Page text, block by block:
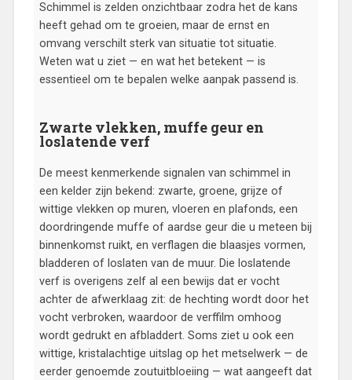
Schimmel is zelden onzichtbaar zodra het de kans
heeft gehad om te groeien, maar de ernst en
omvang verschilt sterk van situatie tot situatie.
Weten wat u ziet — en wat het betekent — is
essentieel om te bepalen welke aanpak passend is.
Zwarte vlekken, muffe geur en
loslatende verf
De meest kenmerkende signalen van schimmel in
een kelder zijn bekend: zwarte, groene, grijze of
wittige vlekken op muren, vloeren en plafonds, een
doordringende muffe of aardse geur die u meteen bij
binnenkomst ruikt, en verflagen die blaasjes vormen,
bladderen of loslaten van de muur. Die loslatende
verf is overigens zelf al een bewijs dat er vocht
achter de afwerklaag zit: de hechting wordt door het
vocht verbroken, waardoor de verffilm omhoog
wordt gedrukt en afbladdert. Soms ziet u ook een
wittige, kristalachtige uitslag op het metselwerk — de
eerder genoemde zoutuitbloeiing — wat aangeeft dat